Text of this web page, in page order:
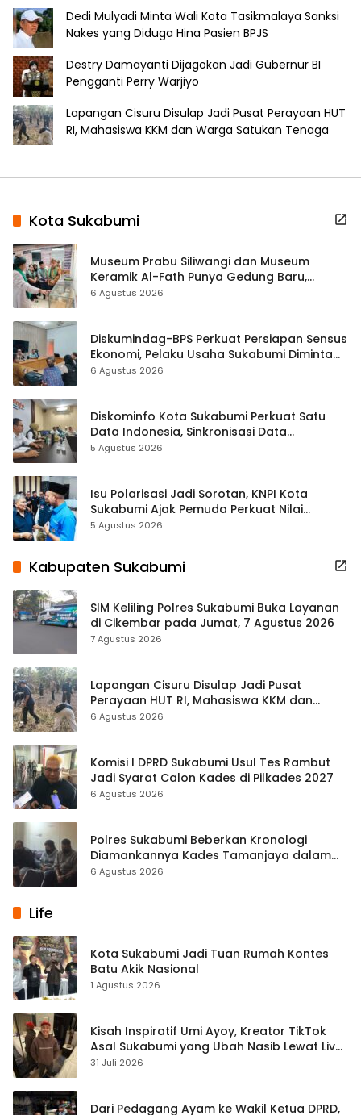
Dedi Mulyadi Minta Wali Kota Tasikmalaya Sanksi
Nakes yang Diduga Hina Pasien BPJS
Destry Damayanti Dijagokan Jadi Gubernur BI
Pengganti Perry Warjiyo
Lapangan Cisuru Disulap Jadi Pusat Perayaan HUT
RI, Mahasiswa KKM dan Warga Satukan Tenaga
Kota Sukabumi
Museum Prabu Siliwangi dan Museum
Keramik Al-Fath Punya Gedung Baru,
Hampir 500 Koleksi Dipisahkan
6 Agustus 2026
Diskumindag-BPS Perkuat Persiapan Sensus
Ekonomi, Pelaku Usaha Sukabumi Diminta
Terbuka Beri Data
6 Agustus 2026
Diskominfo Kota Sukabumi Perkuat Satu
Data Indonesia, Sinkronisasi Data
Kewilayahan Dikebut
5 Agustus 2026
Isu Polarisasi Jadi Sorotan, KNPI Kota
Sukabumi Ajak Pemuda Perkuat Nilai
Kebangsaan
5 Agustus 2026
Kabupaten Sukabumi
SIM Keliling Polres Sukabumi Buka Layanan
di Cikembar pada Jumat, 7 Agustus 2026
7 Agustus 2026
Lapangan Cisuru Disulap Jadi Pusat
Perayaan HUT RI, Mahasiswa KKM dan
Warga Satukan Tenaga
6 Agustus 2026
Komisi I DPRD Sukabumi Usul Tes Rambut
Jadi Syarat Calon Kades di Pilkades 2027
6 Agustus 2026
Polres Sukabumi Beberkan Kronologi
Diamankannya Kades Tamanjaya dalam
Kasus Sabu
6 Agustus 2026
Life
Kota Sukabumi Jadi Tuan Rumah Kontes
Batu Akik Nasional
1 Agustus 2026
Kisah Inspiratif Umi Ayoy, Kreator TikTok
Asal Sukabumi yang Ubah Nasib Lewat Live
Streaming
31 Juli 2026
Dari Pedagang Ayam ke Wakil Ketua DPRD,